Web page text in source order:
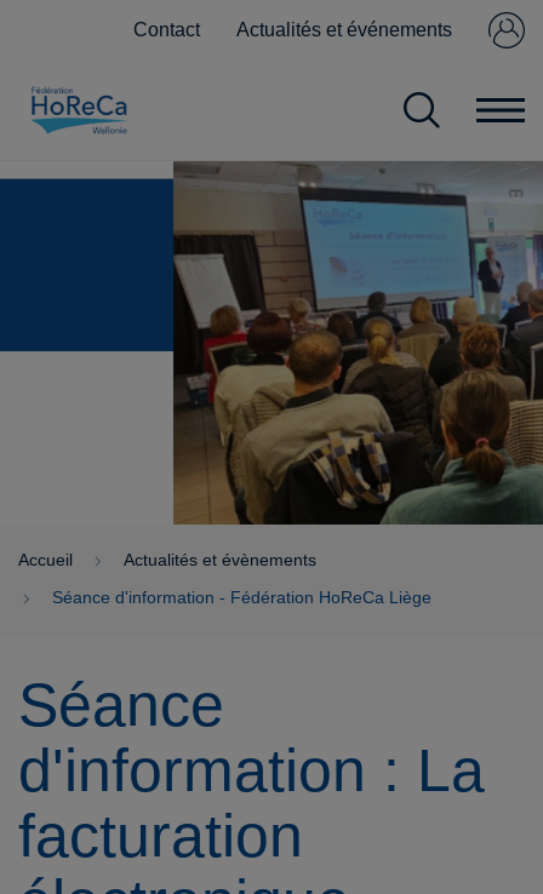
Contact Actualités et événements
membre ?
Accueil
Actualités et évènements
Séance d'information - Fédération HoReCa Liège
Séance
d'information : La
facturation